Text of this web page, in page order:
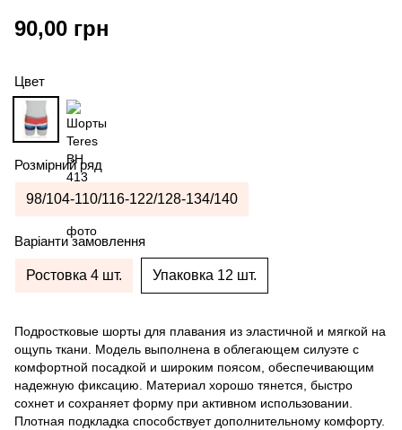
90,00 грн
Цвет
Розмірний ряд
98/104-110/116-122/128-134/140
Варіанти замовлення
Ростовка 4 шт. Упаковка 12 шт.
Подростковые шорты для плавания из эластичной и мягкой на
ощупь ткани. Модель выполнена в облегающем силуэте с
комфортной посадкой и широким поясом, обеспечивающим
надежную фиксацию. Материал хорошо тянется, быстро
сохнет и сохраняет форму при активном использовании.
Плотная подкладка способствует дополнительному комфорту.